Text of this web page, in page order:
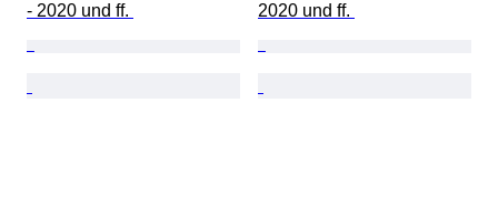
- 2020 und ff.
2020 und ff.